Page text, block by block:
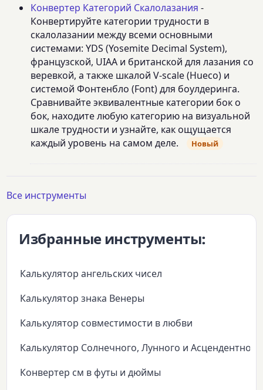
Конвертер Категорий Скалолазания -
Конвертируйте категории трудности в
скалолазании между всеми основными
системами: YDS (Yosemite Decimal System),
французской, UIAA и британской для лазания со
веревкой, а также шкалой V-scale (Hueco) и
системой Фонтенбло (Font) для боулдеринга.
Сравнивайте эквивалентные категории бок о
бок, находите любую категорию на визуальной
шкале трудности и узнайте, как ощущается
каждый уровень на самом деле.
Новый
Все инструменты
Избранные инструменты:
Калькулятор ангельских чисел
Калькулятор знака Венеры
Калькулятор совместимости в любви
Калькулятор Солнечного, Лунного и Асцендентного
Конвертер см в футы и дюймы